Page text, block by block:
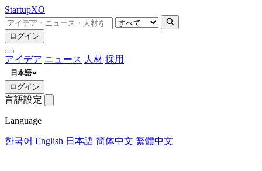
StartupXO
ログイン
アイデア ニュース 人材 採用
日本語
ログイン
言語設定
Language
한국어 English 日本語 简体中文 繁體中文